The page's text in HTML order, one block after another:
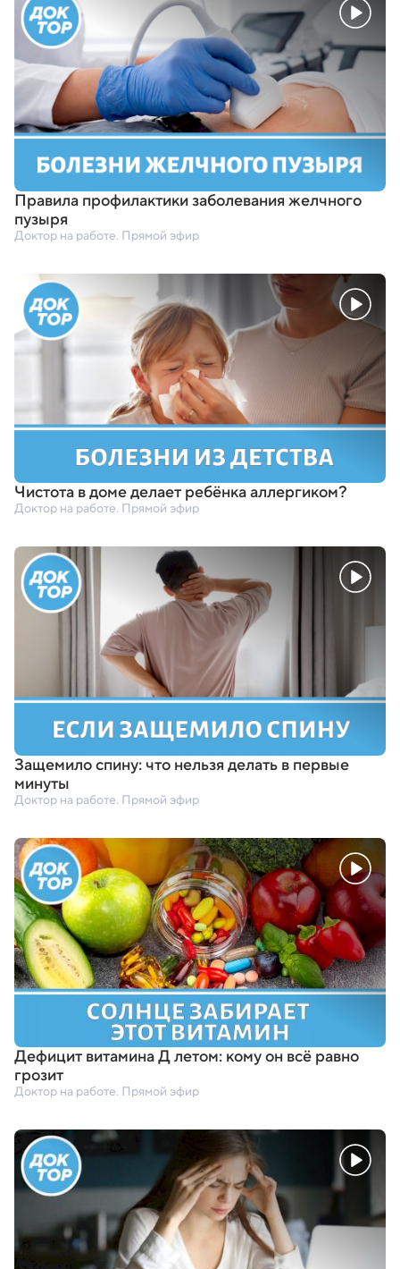
Правила профилактики заболевания желчного
пузыря
Доктор на работе. Прямой эфир
Чистота в доме делает ребёнка аллергиком?
Доктор на работе. Прямой эфир
Защемило спину: что нельзя делать в первые
минуты
Доктор на работе. Прямой эфир
Дефицит витамина Д летом: кому он всё равно
грозит
Доктор на работе. Прямой эфир